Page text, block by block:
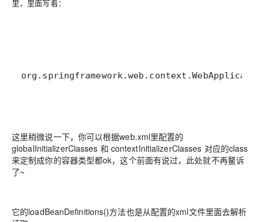
里，里面写着：
这里稍微说一下，你可以根据web.xml里配置的
globalInitializerClasses 和 contextInitializerClasses 对应的class
来定制成你的容器类型都ok，这个前面有说过，此处就不再鳌诉
了~
它的loadBeanDefinitions()方法也是从配置的xml文件里面去解析